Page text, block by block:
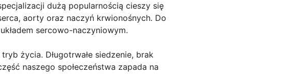
dużą popularnością cieszy się
aorty oraz naczyń krwionośnych. Do
sercowo-naczyniowym.
życia. Długotrwałe siedzenie, brak
naszego społeczeństwa zapada na